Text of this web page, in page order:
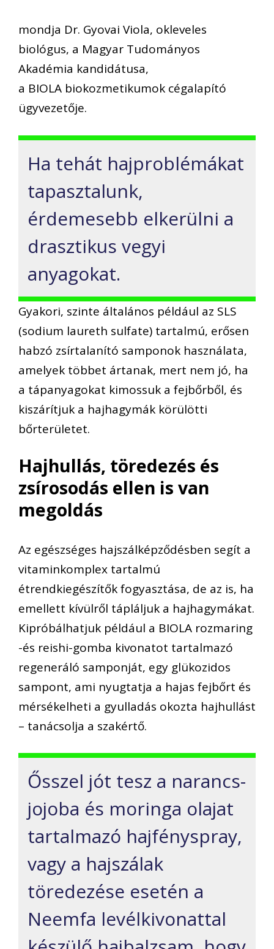
mondja Dr. Gyovai Viola, okleveles
biológus, a Magyar Tudományos
Akadémia kandidátusa,
a BIOLA biokozmetikumok cégalapító
ügyvezetője.
Ha tehát hajproblémákat
tapasztalunk,
érdemesebb elkerülni a
drasztikus vegyi
anyagokat.
Gyakori, szinte általános például az SLS
(sodium laureth sulfate) tartalmú, erősen
habzó zsírtalanító samponok használata,
amelyek többet ártanak, mert nem jó, ha
a tápanyagokat kimossuk a fejbőrből, és
kiszárítjuk a hajhagymák körülötti
bőrterületet.
Hajhullás, töredezés és
zsírosodás ellen is van
megoldás
Az egészséges hajszálképződésben segít a
vitaminkomplex tartalmú
étrendkiegészítők fogyasztása, de az is, ha
emellett kívülről tápláljuk a hajhagymákat.
Kipróbálhatjuk például a BIOLA rozmaring
-és reishi-gomba kivonatot tartalmazó
regeneráló samponját, egy glükozidos
sampont, ami nyugtatja a hajas fejbőrt és
mérsékelheti a gyulladás okozta hajhullást
– tanácsolja a szakértő.
Ősszel jót tesz a narancs-
jojoba és moringa olajat
tartalmazó hajfényspray,
vagy a hajszálak
töredezése esetén a
Neemfa levélkivonattal